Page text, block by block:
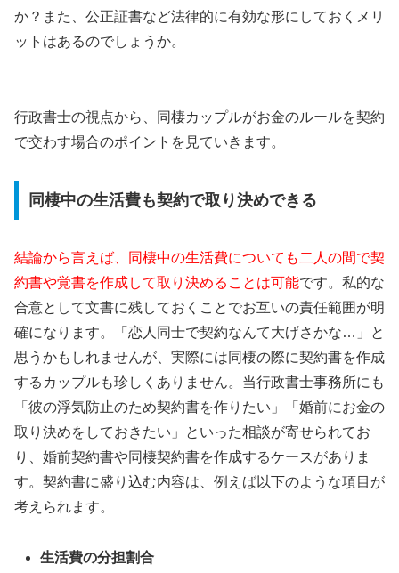
か？また、公正証書など法律的に有効な形にしておくメリ
ットはあるのでしょうか。
行政書士の視点から、同棲カップルがお金のルールを契約
で交わす場合のポイントを見ていきます。
同棲中の生活費も契約で取り決めできる
結論から言えば、同棲中の生活費についても二人の間で契
約書や覚書を作成して取り決めることは可能です。私的な
合意として文書に残しておくことでお互いの責任範囲が明
確になります。「恋人同士で契約なんて大げさかな…」と
思うかもしれませんが、実際には同棲の際に契約書を作成
するカップルも珍しくありません。当行政書士事務所にも
「彼の浮気防止のため契約書を作りたい」「婚前にお金の
取り決めをしておきたい」といった相談が寄せられてお
り、婚前契約書や同棲契約書を作成するケースがありま
す。契約書に盛り込む内容は、例えば以下のような項目が
考えられます。
生活費の分担割合